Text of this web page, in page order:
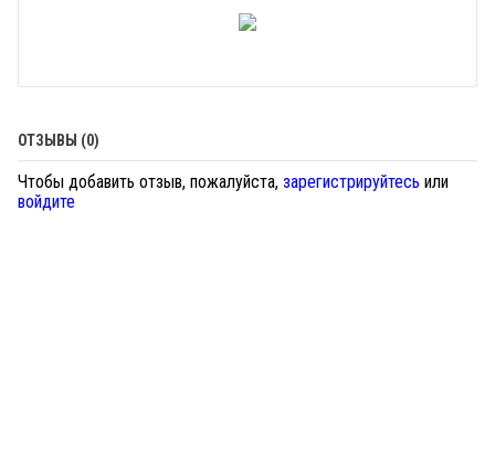
ОТЗЫВЫ (0)
Чтобы добавить отзыв, пожалуйста, зарегистрируйтесь или
войдите